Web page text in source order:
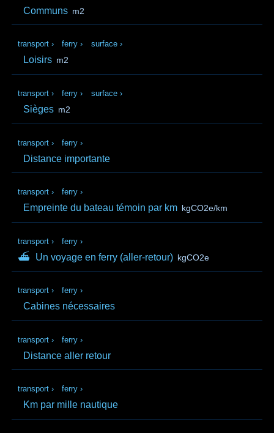
Communs m2
transport › ferry › surface ›
Loisirs m2
transport › ferry › surface ›
Sièges m2
transport › ferry ›
Distance importante
transport › ferry ›
Empreinte du bateau témoin par km kgCO2e/km
transport › ferry ›
⛴ Un voyage en ferry (aller‑retour) kgCO2e
transport › ferry ›
Cabines nécessaires
transport › ferry ›
Distance aller retour
transport › ferry ›
Km par mille nautique